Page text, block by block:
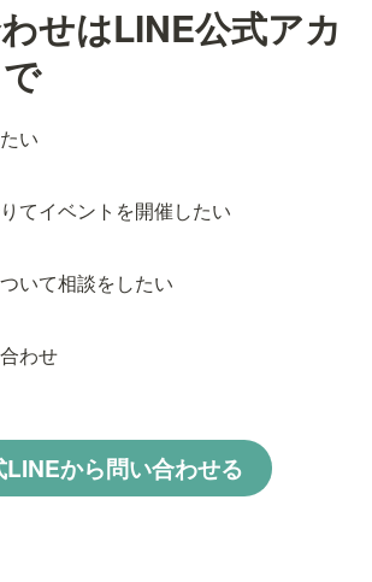
せはLINE公式アカ
い
てイベントを開催したい
いて相談をしたい
わせ
LINEから問い合わせる